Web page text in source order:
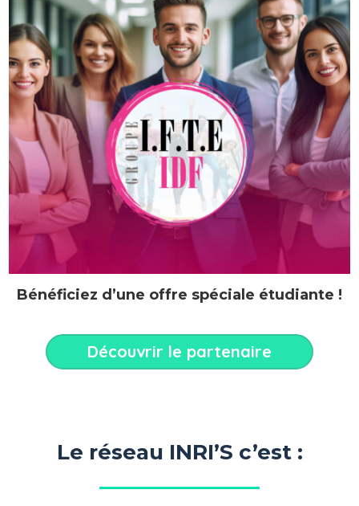
Bénéficiez d’une offre spéciale étudiante !
Découvrir le partenaire
Le réseau INRI’S c’est :